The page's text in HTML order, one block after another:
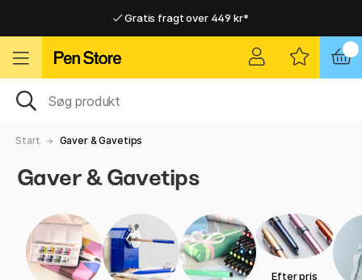
Gratis fragt over 449 kr*
Hurtigt til dør eller pakkeshop
Hurtigt til dør eller pakkeshop
Start Gaver & Gavetips
Gaver & Gavetips
Efter pris